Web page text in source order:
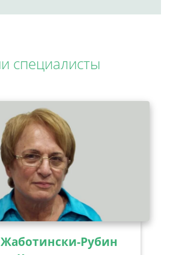
специалисты
Рубин